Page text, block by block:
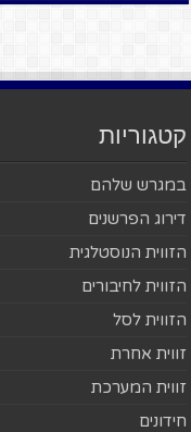
קטגוריות
במגרש שלהם
דירוג הפרשנים
הזווית הנוסטלגית
הזווית לחיבורים
הזווית לסל
זווית אחרת
זווית המערכת
חידונים